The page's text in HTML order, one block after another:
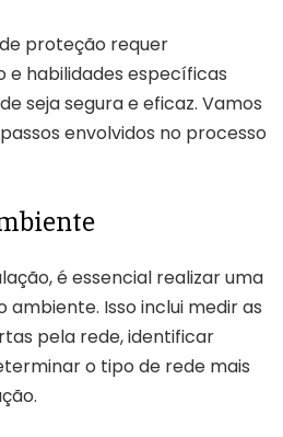
proteção requer
habilidades específicas
seja segura e eficaz. Vamos
envolvidos no processo
é essencial realizar uma
Isso inclui medir as
pela rede, identificar
o tipo de rede mais